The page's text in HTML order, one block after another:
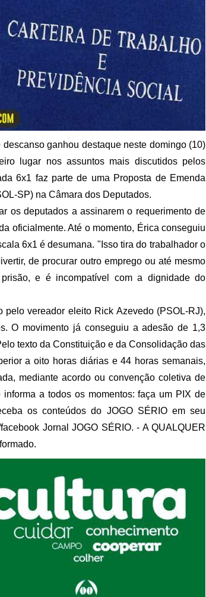
ganhou destaque neste domingo (10)
lugar nos assuntos mais discutidos pelos
6x1 faz parte de uma Proposta de Emenda
SP) na Câmara dos Deputados.
os deputados a assinarem o requerimento de
oficialmente. Até o momento, Érica conseguiu
6x1 é desumana. "Isso tira do trabalhador o
de procurar outro emprego ou até mesmo
e é incompatível com a dignidade do
vereador eleito Rick Azevedo (PSOL-RJ),
O movimento já conseguiu a adesão de 1,3
texto da Constituição e da Consolidação das
a oito horas diárias e 44 horas semanais,
mediante acordo ou convenção coletiva de
a todos os momentos: faça um PIX de
os conteúdos do JOGO SÉRIO em seu
Jornal JOGO SÉRIO. - A QUALQUER